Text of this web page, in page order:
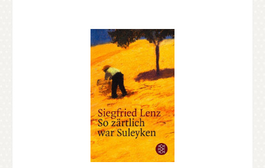
Bildergalerie überspringen